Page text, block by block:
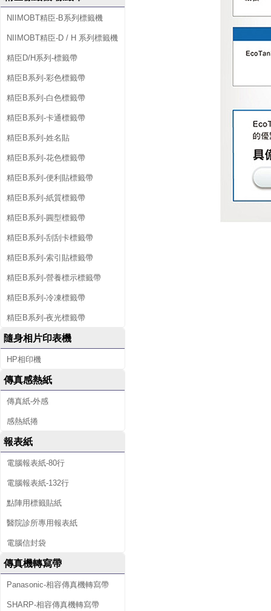
NIIMOBT精臣-B系列標籤機
NIIMOBT精臣-D / H 系列標籤機
精臣D/H系列-標籤帶
精臣B系列-彩色標籤帶
精臣B系列-白色標籤帶
精臣B系列-卡通標籤帶
精臣B系列-姓名貼
精臣B系列-花色標籤帶
精臣B系列-便利貼標籤帶
精臣B系列-紙質標籤帶
精臣B系列-圓型標籤帶
精臣B系列-刮刮卡標籤帶
精臣B系列-索引貼標籤帶
精臣B系列-營養標示標籤帶
精臣B系列-冷凍標籤帶
精臣B系列-夜光標籤帶
隨身相片印表機
HP相印機
傳真感熱紙
傳真紙-外感
感熱紙捲
報表紙
電腦報表紙-80行
電腦報表紙-132行
點陣用標籤貼紙
醫院診所專用報表紙
電腦信封袋
傳真機轉寫帶
Panasonic-相容傳真機轉寫帶
SHARP-相容傳真機轉寫帶